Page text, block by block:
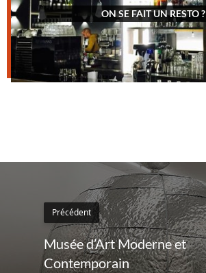
ON SE FAIT UN RESTO ?
Précédent
Musée d’Art Moderne et
Contemporain